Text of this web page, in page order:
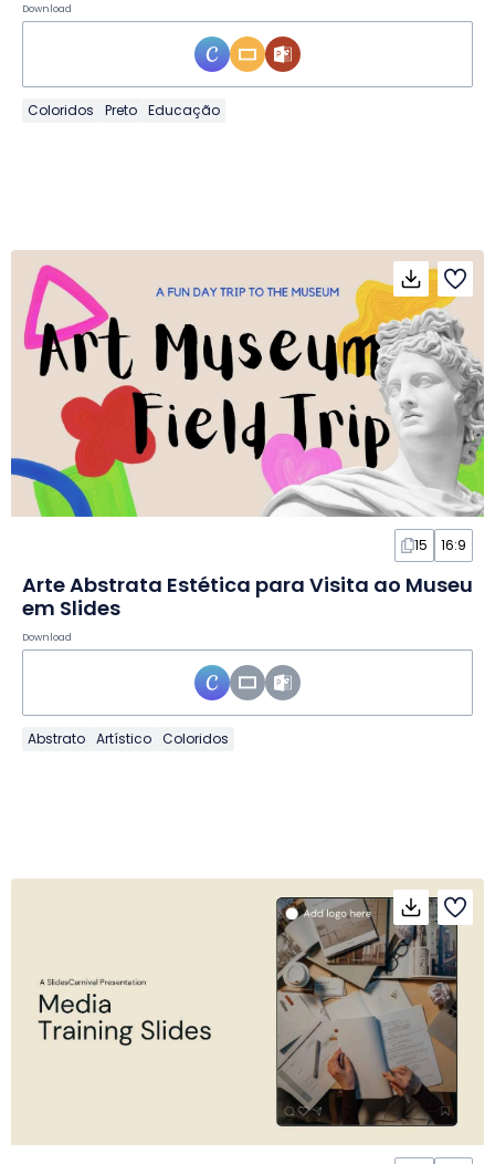
Download
Coloridos Preto Educação
15 16:9
Arte Abstrata Estética para Visita ao Museu
em Slides
Download
Abstrato Artístico Coloridos